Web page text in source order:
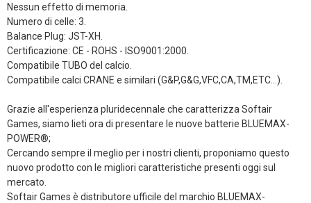
Nessun effetto di memoria.
Numero di celle: 3.
Balance Plug: JST-XH.
Certificazione: CE - ROHS - ISO9001:2000.
Compatibile TUBO del calcio.
Compatibile calci CRANE e similari (G&P,G&G,VFC,CA,TM,ETC...).
Grazie all'esperienza pluridecennale che caratterizza Softair
Games, siamo lieti ora di presentare le nuove batterie BLUEMAX-
POWER®;
Cercando sempre il meglio per i nostri clienti, proponiamo questo
nuovo prodotto con le migliori caratteristiche presenti oggi sul
mercato.
Softair Games è distributore ufficile del marchio BLUEMAX-